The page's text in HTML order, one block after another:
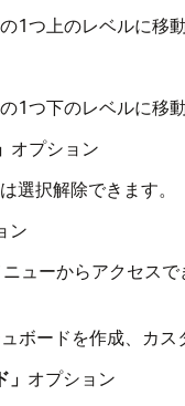
1つ上のレベルに移動
1つ下のレベルに移動
オプション
選択解除できます。
ン
ニューからアクセス
ボードを作成、カス
オプション